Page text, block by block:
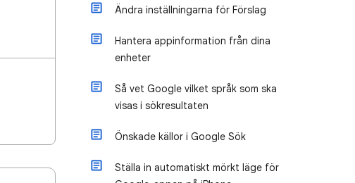
Ändra inställningarna för Förslag
Hantera appinformation från dina
enheter
Så vet Google vilket språk som ska
visas i sökresultaten
Önskade källor i Google Sök
Ställa in automatiskt mörkt läge för